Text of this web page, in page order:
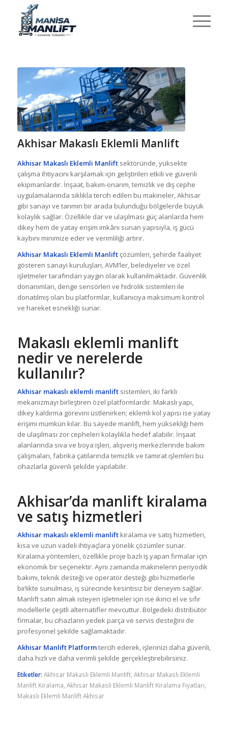
Akhisar Makaslı Eklemli Manlift
Akhisar Makaslı Eklemli Manliftsektöründe, yüksekte
çalışma ihtiyacını karşılamak için geliştirilen etkili ve güvenli
ekipmanlardır. İnşaat, bakım-onarım, temizlik ve dış cephe
uygulamalarında sıklıkla tercih edilen bu makineler, Akhisar
gibi sanayi ve tarımın bir arada bulunduğu bölgelerde büyük
kolaylık sağlar. Özellikle dar ve ulaşılması güç alanlarda hem
dikey hem de yatay erişim imkânı sunan yapısıyla, iş gücü
kaybını minimize eder ve verimliliği artırır.
Akhisar Makaslı Eklemli Manliftçözümleri, şehirde faaliyet
gösteren sanayi kuruluşları, AVM’ler, belediyeler ve özel
işletmeler tarafından yaygın olarak kullanılmaktadır. Güvenlik
donanımları, denge sensörleri ve hidrolik sistemleri ile
donatılmış olan bu platformlar, kullanıcıya maksimum kontrol
ve hareket esnekliği sunar.
Makaslı eklemli manlift
nedir ve nerelerde
kullanılır?
Akhisar makaslı eklemli manliftsistemleri, iki farklı
mekanizmayı birleştiren özel platformlardır. Makaslı yapı,
dikey kaldırma görevini üstlenirken; eklemli kol yapısı ise yatay
erişimi mümkün kılar. Bu sayede manlift, hem yüksekliği hem
de ulaşılması zor cepheleri kolaylıkla hedef alabilir. İnşaat
alanlarında sıva ve boya işleri, alışveriş merkezlerinde bakım
çalışmaları, fabrika çatılarında temizlik ve tamirat işlemleri bu
cihazlarla güvenli şekilde yapılabilir.
Akhisar’da manlift kiralama
ve satış hizmetleri
Akhisar makaslı eklemli manliftkiralama ve satış hizmetleri,
kısa ve uzun vadeli ihtiyaçlara yönelik çözümler sunar.
Kiralama yöntemleri, özellikle proje bazlı iş yapan firmalar için
ekonomik bir seçenektir. Aynı zamanda makinelerin periyodik
bakımı, teknik desteği ve operatör desteği gibi hizmetlerle
birlikte sunulması, iş sürecinde kesintisiz bir deneyim sağlar.
Manlift satın almak isteyen işletmeler için ise ikinci el ve sıfır
modellerle çeşitli alternatifler mevcuttur. Bölgedeki distribütör
firmalar, bu cihazların yedek parça ve servis desteğini de
profesyonel şekilde sağlamaktadır.
Akhisar Manlift Platformtercih ederek, işlerinizi daha güvenli,
daha hızlı ve daha verimli şekilde gerçekleştirebilirsiniz.
Etiketler: Akhisar Makaslı Eklemli Manlift, Akhisar Makaslı Eklemli
Manlift Kiralama Akhisar Makaslı Eklemli Manlift Kiralama Fiyatları
Makaslı Eklemli Manlift Akhisar